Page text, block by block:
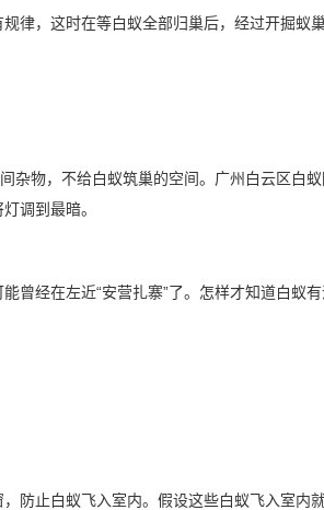
律，这时在等白蚁全部归巢后，经过开掘蚁
杂物，不给白蚁筑巢的空间。 广州白云区白
灯调到最暗。
曾经在左近“安营扎寨”了。怎样才知道白蚁
防止白蚁飞入室内。假设这些白蚁飞入室内